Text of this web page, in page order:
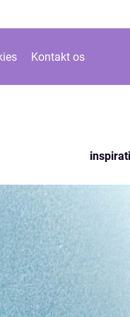
Kontakt os